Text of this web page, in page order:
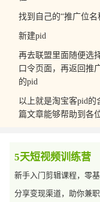
找到自己的“推广位名
新建pid
再去联盟里面随便选
口令页面，再返回推
的pid
以上就是淘宝客pid
篇文章能够帮助到各
5天短视频训练营
新手入门剪辑课程，零
分享变现渠道，助你兼